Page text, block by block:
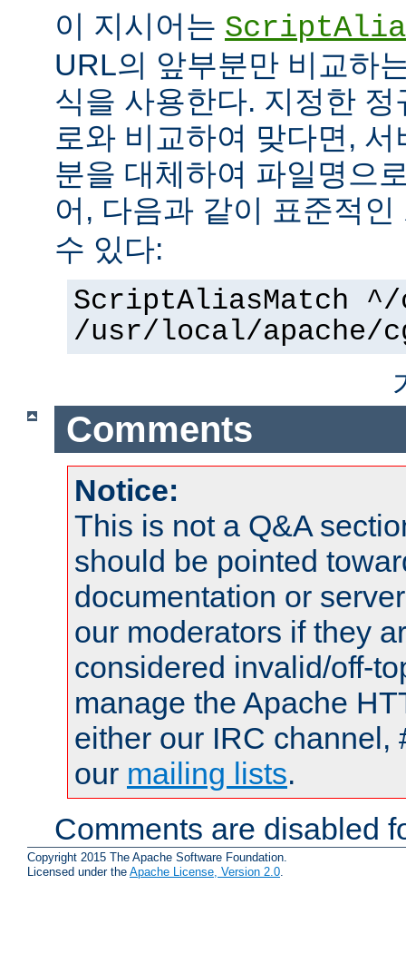
이 지시어는
URL의 앞부분만 비교하
식을 사용한다. 지정한
로와 비교하여 맞다면,
분을 대체하여 파일명으
어, 다음과 같이 표준적인
수 있다:
ScriptAliasMatch
/usr/local/apache/
Comments
Notice:
This is not a Q&A
should be pointed
documentation or
our moderators if they
considered invalid/off-
manage the Apache
either our IRC channel,
our mailing lists.
Comments are disabled
Copyright 2015 The Apache Software Foundation.
Licensed under the Apache License, Version 2.0